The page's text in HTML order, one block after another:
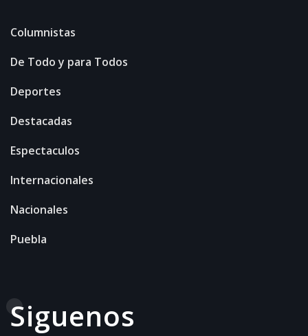
Columnistas
De Todo y para Todos
Deportes
Destacadas
Espectaculos
Internacionales
Nacionales
Puebla
Siguenos